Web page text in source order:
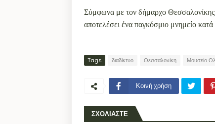
Σύμφωνα με τον δήμαρχο
αποτελέσει ένα παγκόσμιο μνημείο
Tags διαδίκτυο Θεσσαλονίκη Μουσείο
Κοινή χρήση
ΣΧΟΛΙΑΣΤΕ